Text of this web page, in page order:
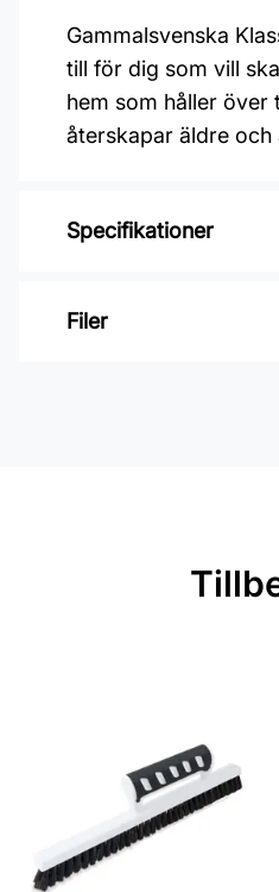
Gammalsvenska
till för dig som vill
hem som håller över
återskapar äldre och
Specifikationer
Varumärke: Duro
Rullängd: 10,05 m
Applicering av lim:
väggen
Leverantörens
04
Filer